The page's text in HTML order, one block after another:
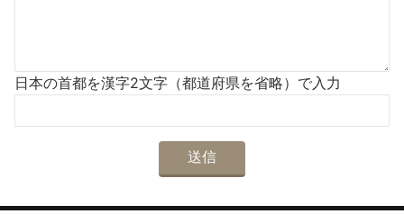
日本の首都を漢字2文字（都道府県を省略）で入力